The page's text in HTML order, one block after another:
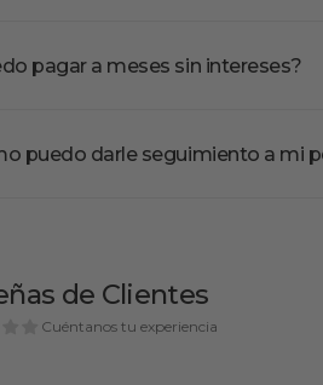
pagar a meses sin intereses?
puedo darle seguimiento a mi
de Clientes
Cuéntanos tu experiencia